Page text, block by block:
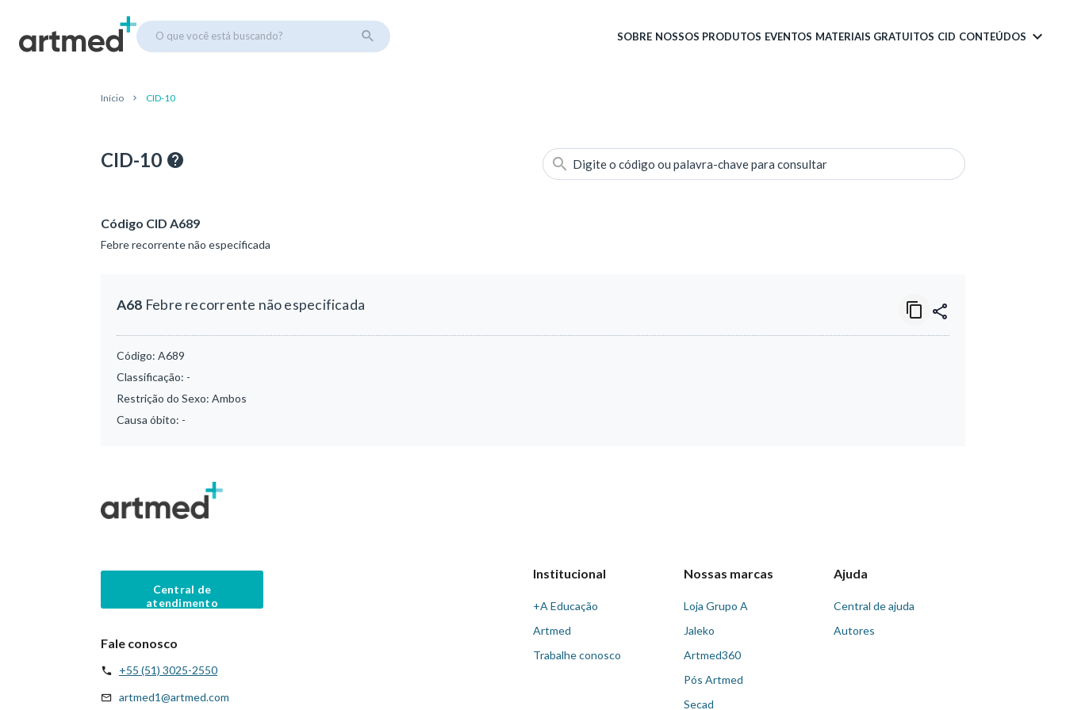
O que você está buscando? SOBRE NOSSOS PRODUTOS EVENTOS MATERIAIS GRATUITOS CID CONTEÚDOS
Início CID-10
CID-10 Digite o código ou palavra-chave para consultar
Código CID A689
Febre recorrente não especificada
A68 Febre recorrente não especificada
Código: A689
Classificação: -
Restrição do Sexo: Ambos
Causa óbito: -
Central de
atendimento
Fale conosco
+55 (51) 3025-2550
artmed1@artmed.com
Institucional
+A Educação
Artmed
Trabalhe conosco
Nossas marcas
Loja Grupo A
Jaleko
Artmed360
Pós Artmed
Secad
Ajuda
Central de ajuda
Autores